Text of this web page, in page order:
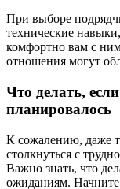
При выборе
технические
комфортно вам с
отношения могут
Что делать,
планировалось
К сожалению, даже
столкнуться с
Важно знать, что
ожиданиям.